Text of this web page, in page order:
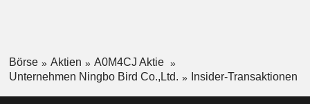
Börse Aktien
A0M4CJ Aktie
Unternehmen Ningbo Bird Co.,Ltd.
Insider-Transaktionen